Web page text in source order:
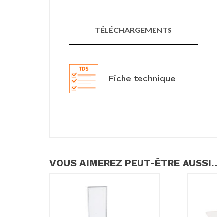
TÉLÉCHARGEMENTS
Fiche technique
VOUS AIMEREZ PEUT-ÊTRE